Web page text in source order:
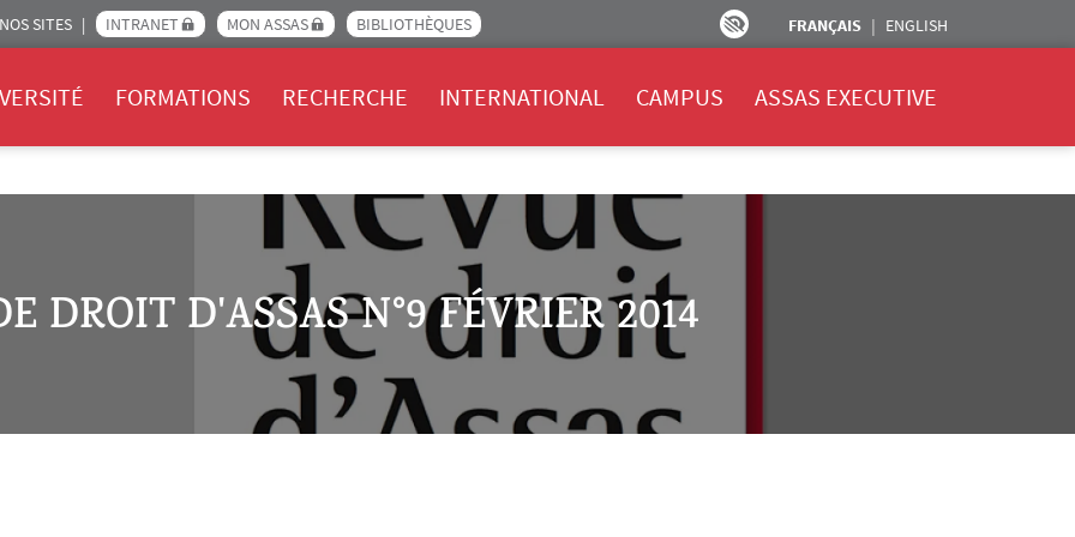
SITES INTRANET MON ASSAS BIBLIOTHÈQUES FRANÇAIS ENGLISH
FORMATIONS RECHERCHE INTERNATIONAL CAMPUS ASSAS EXECUTIVE
DROIT D'ASSAS N°9 FÉVRIER 2014